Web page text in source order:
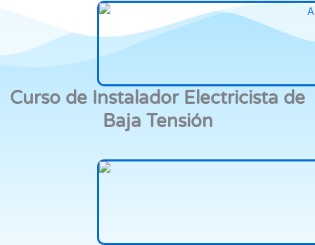
Curso de Instalador Electricista de
Baja Tensión